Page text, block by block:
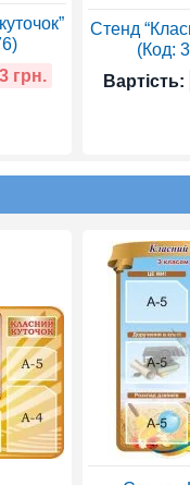
грн.
Стенд
(Код:
Вартість: